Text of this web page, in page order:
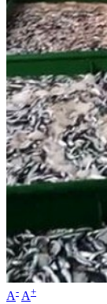
A- A+